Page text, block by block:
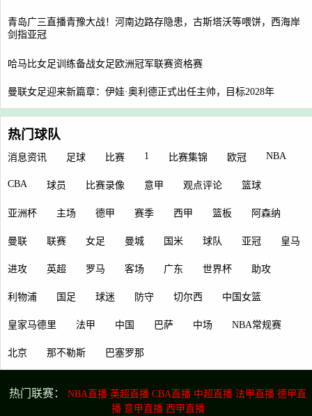
青岛广三直播青豫大战！河南边路存隐患，古斯塔沃等喂饼，西海岸
剑指亚冠
哈马比女足训练备战女足欧洲冠军联赛资格赛
曼联女足迎来新篇章：伊娃·奥利德正式出任主帅，目标2028年
热门球队
消息资讯 足球 比赛 1 比赛集锦 欧冠 NBA
CBA 球员 比赛录像 意甲 观点评论 篮球
亚洲杯 主场 德甲 赛季 西甲 篮板 阿森纳
曼联 联赛 女足 曼城 国米 球队 亚冠 皇马
进攻 英超 罗马 客场 广东 世界杯 助攻
利物浦 国足 球迷 防守 切尔西 中国女篮
皇家马德里 法甲 中国 巴萨 中场 NBA常规赛
北京 那不勒斯 巴塞罗那
热门联赛： NBA直播 英超直播 CBA直播 中超直播 法甲直播 德甲直
播 意甲直播 西甲直播